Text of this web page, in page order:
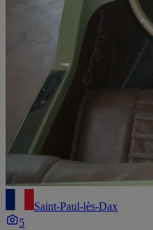
Saint-Paul-lès-Dax
5